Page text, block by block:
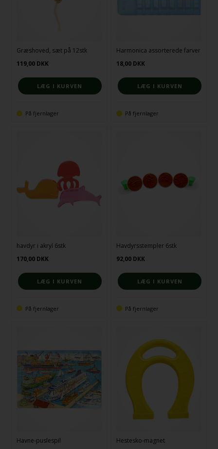
Græshoved, sæt på 12stk
119,00 DKK
På fjernlager
Harmonica assorterede farver
18,00 DKK
På fjernlager
havdyr i akryl 6stk
170,00 DKK
På fjernlager
Havdyrsstempler 6stk
92,00 DKK
På fjernlager
Havne-puslespil
Hestesko-magnet